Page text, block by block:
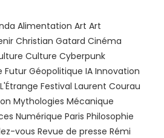
Alimentation Art Art
Christian Gatard Cinéma
Culture Cyberpunk
Futur Géopolitique IA Innovation
L'Étrange Festival Laurent Courau
Mythologies Mécanique
Numérique Paris Philosophie
vous Revue de presse Rémi